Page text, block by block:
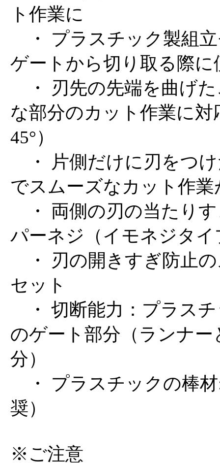
ト作業に
・ プラスチック製組
ゲートから切り取る際
・ 刃先の先端を曲げ
な部分のカット作業に
45°）
・ 片側だけに刃をつ
でスムーズなカット作業
・ 両側の刃の当たり
パーネジ（イモネジタイ
・ 刃の開きすぎ防止
セット
・ 切断能力：プラス
のゲート部分（ランナ
分）
・ プラスチックの棒材
奨）
※ご注意